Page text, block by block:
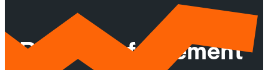
Réservez facilement